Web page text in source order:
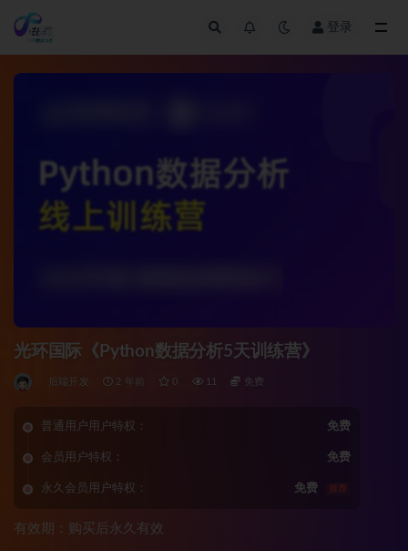
登录
光环国际《Python数据分析5天训练营》
后端开发 2 年前 0 11 免费
普通用户用户特权： 免费
会员用户特权： 免费
永久会员用户特权： 免费 推荐
有效期：购买后永久有效